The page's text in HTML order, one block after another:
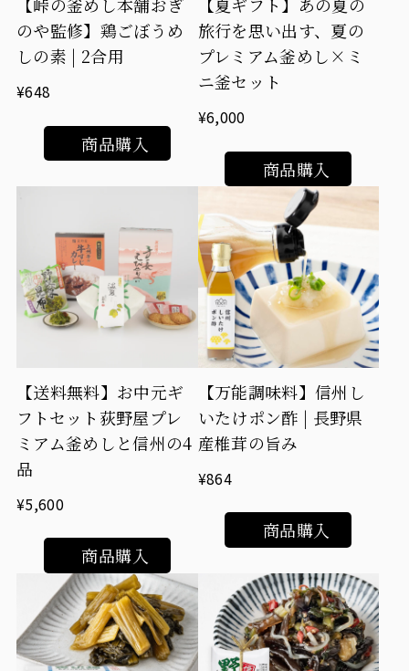
のや監修】鶏ごぼうめ
しの素 | 2合用
¥648
商品購入
旅行を思い出す、夏の
プレミアム釜めし×ミ
ニ釜セット
¥6,000
商品購入
【送料無料】お中元ギ
フトセット荻野屋プレ
ミアム釜めしと信州の4
品
¥5,600
商品購入
【万能調味料】信州し
いたけポン酢 | 長野県
産椎茸の旨み
¥864
商品購入